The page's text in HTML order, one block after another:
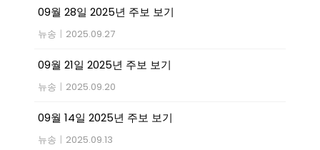
09월 28일 2025년 주보 보기
뉴송 | 2025.09.27
09월 21일 2025년 주보 보기
뉴송 | 2025.09.20
09월 14일 2025년 주보 보기
뉴송 | 2025.09.13